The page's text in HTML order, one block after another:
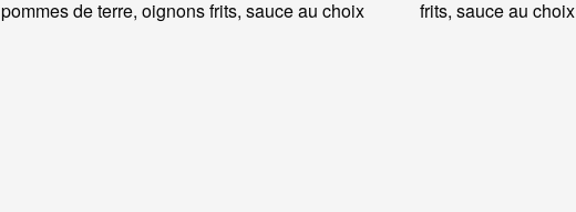
pommes de terre, oignons frits, sauce au choix
frits, sauce au choix